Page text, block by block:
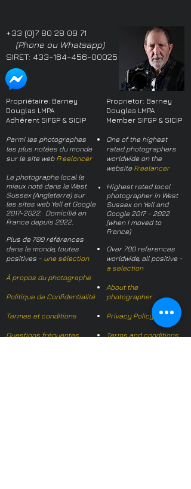
+33 (0)7 80 28 09 71
(Phone ou Whatsapp)
SIRET: 433-164-456-00025
Propriétaire: Barney
Douglas LMPA
Adhérent SIFGP & SICIP
Parmi les photographes
les plus notées du monde
sur le site web Freelancer
Le photographe local le
mieux noté dans le West
Sussex (Angleterre) sur
les sites web Yell et Google
2017-2022. Domicilié en
France depuis 2022.
Plus de 700 références
dans le monde, toutes
positives - une sélection
À propos du photographe
Politique de Confidentialité
Termes et conditions
Questions fréquentes
Proprietor: Barney
Douglas LMPA
Member SIFGP & SICIP
One of the highest
rated photographers
worldwide on the
website Freelancer
Highest rated local
photographer in West
Sussex on Yell and
Google 2017 - 2022
(when I moved to
France)
Over 700 references
worldwide, all positive -
a selection
About the
photographer
Privacy Policy
Terms and conditions